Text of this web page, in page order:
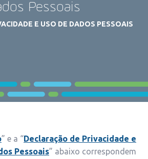
Pessoais
E USO DE DADOS PESSOAIS
” e a “Declaração de Privacidade e
Pessoais” abaixo correspondem